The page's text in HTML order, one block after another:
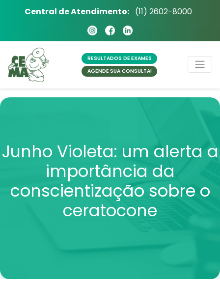
Central de Atendimento: (11) 2602-8000
RESULTADOS DE EXAMES
AGENDE SUA CONSULTA!
Junho Violeta: um alerta a
importância da
conscientização sobre o
ceratocone